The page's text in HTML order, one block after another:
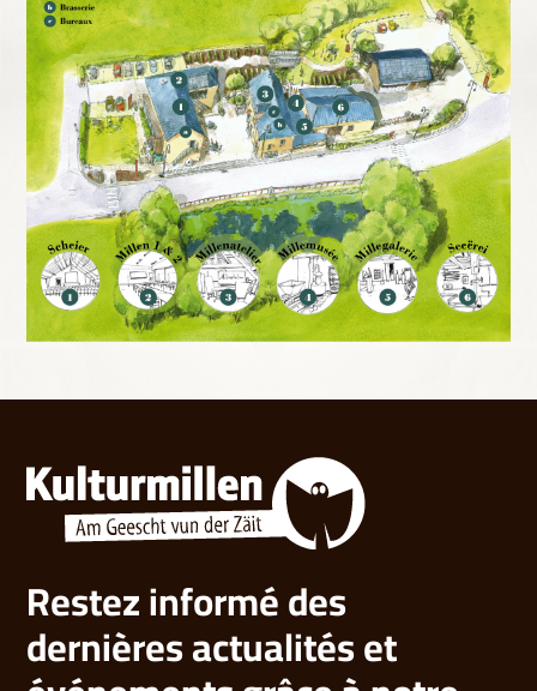
Restez informé des
dernières actualités et